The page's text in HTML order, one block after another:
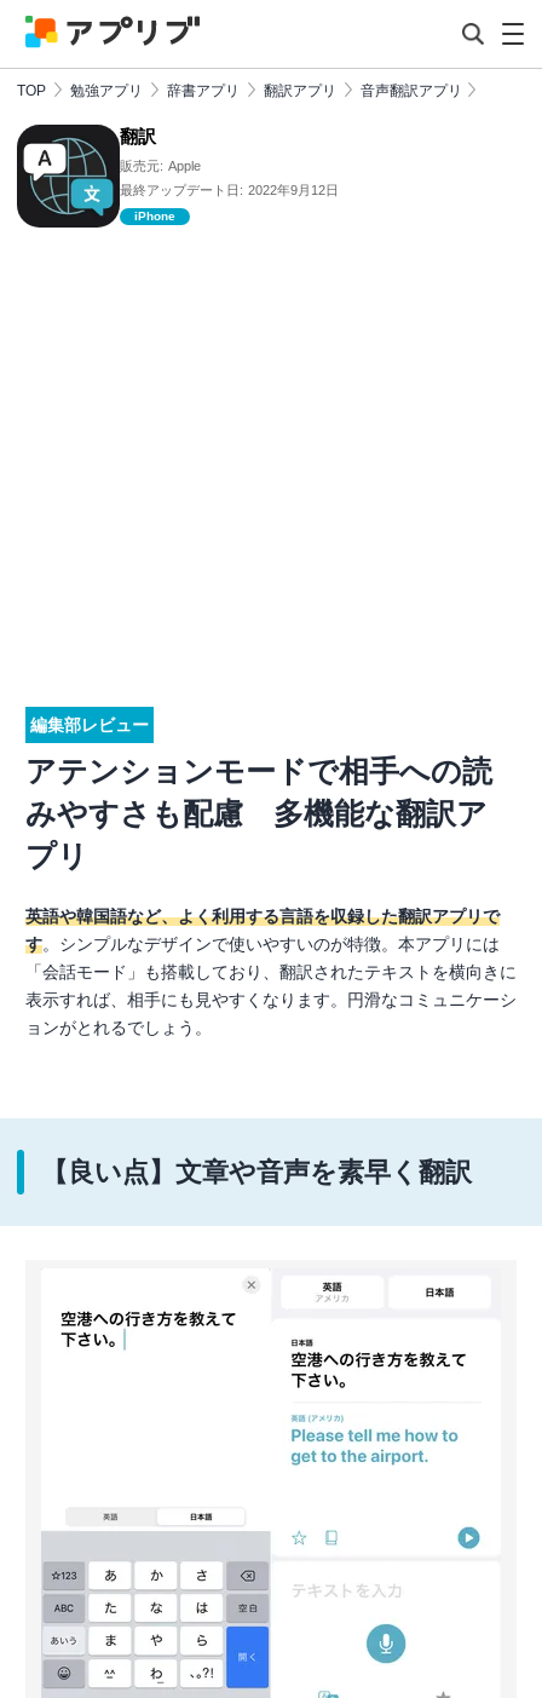
TOP 勉強アプリ 辞書アプリ 翻訳アプリ 音声翻訳アプリ
翻訳
販売元: Apple
最終アップデート日: 2022年9月12日
iPhone
編集部レビュー
アテンションモードで相手への読
みやすさも配慮 多機能な翻訳ア
プリ
英語や韓国語など、よく利用する言語を収録した翻訳アプリで
す。シンプルなデザインで使いやすいのが特徴。本アプリには
「会話モード」も搭載しており、翻訳されたテキストを横向きに
表示すれば、相手にも見やすくなります。円滑なコミュニケーシ
ョンがとれるでしょう。
【良い点】文章や音声を素早く翻訳